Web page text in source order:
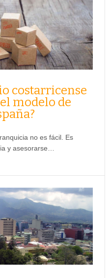
costarricense
modelo de
no es fácil. Es
y asesorarse…